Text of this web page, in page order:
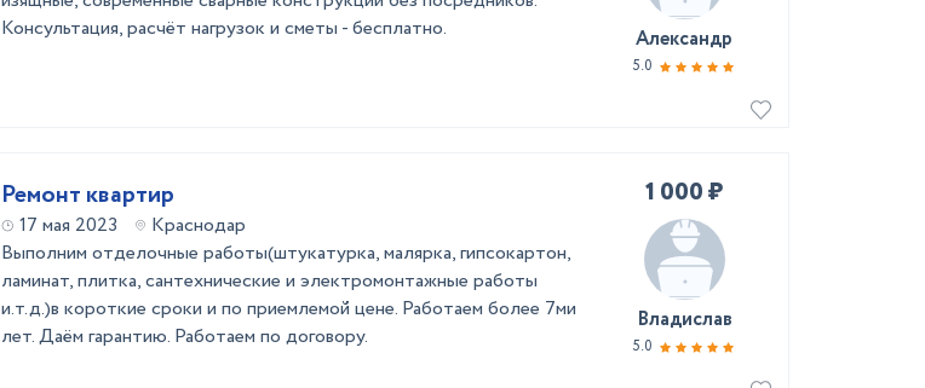
Консультация, расчёт нагрузок и сметы - бесплатно.
Александр
5.0
Ремонт квартир
17 мая 2023
Краснодар
Выполним отделочные работы(штукатурка, малярка, гипсокартон,
ламинат, плитка, сантехнические и электромонтажные работы
и.т.д.)в короткие сроки и по приемлемой цене. Работаем более 7ми
лет. Даём гарантию. Работаем по договору.
1 000 ₽
Владислав
5.0